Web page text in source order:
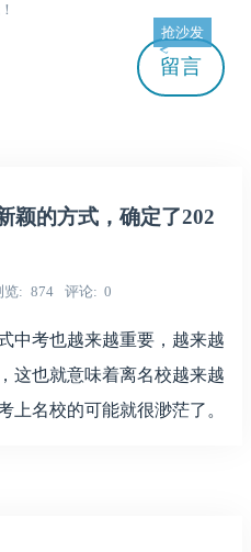
留言
抢沙发
颖的方式，确定了202
览 874 评论 0
中考也越来越重要，越来越
这也就意味着离名校越来越
上名校的可能就很渺茫了。